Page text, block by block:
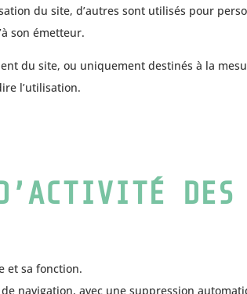
du site, d’autres sont utilisés pour
son émetteur.
du site, ou uniquement destinés à la
l’utilisation.
DES
et sa fonction.
navigation, avec une suppression